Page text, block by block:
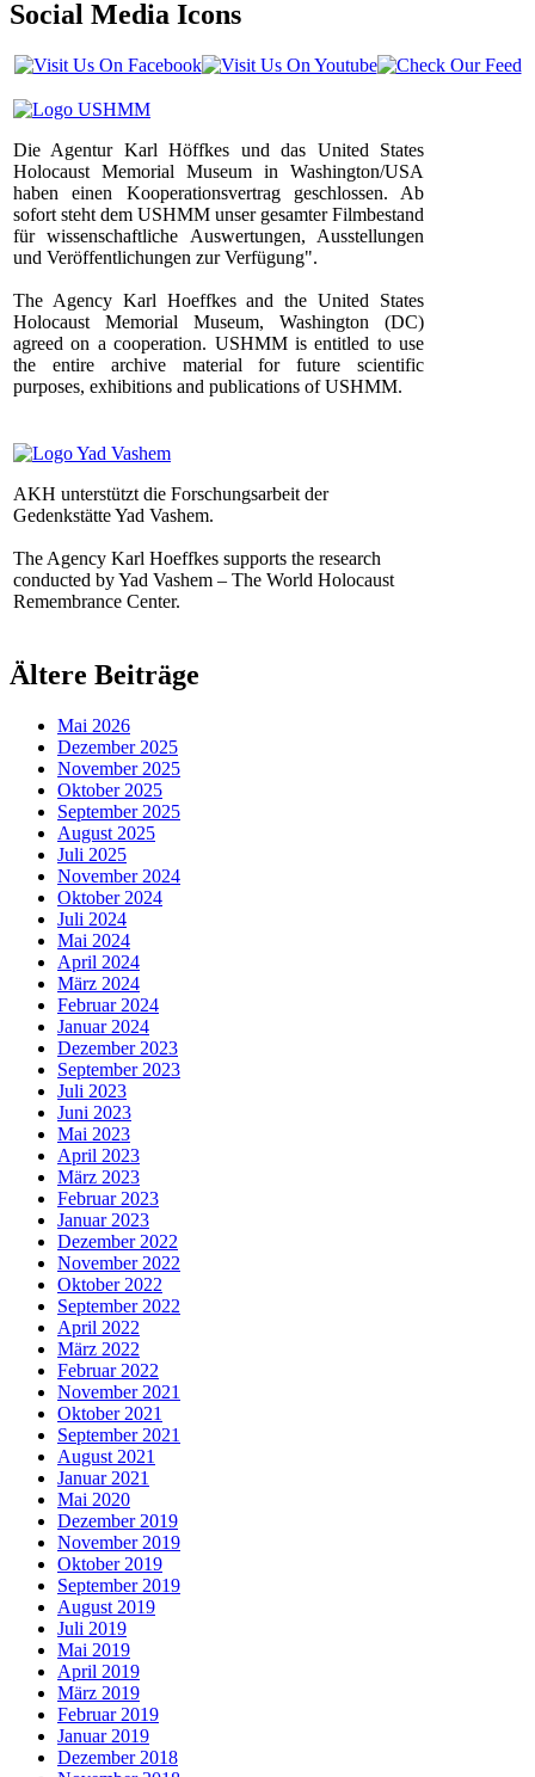
Social Media Icons
Die Agentur Karl Höffkes und das United States
Holocaust Memorial Museum in Washington/USA
haben einen Kooperationsvertrag geschlossen. Ab
sofort steht dem USHMM unser gesamter Filmbestand
für wissenschaftliche Auswertungen, Ausstellungen
und Veröffentlichungen zur Verfügung".
The Agency Karl Hoeffkes and the United States
Holocaust Memorial Museum, Washington (DC)
agreed on a cooperation. USHMM is entitled to use
the entire archive material for future scientific
purposes, exhibitions and publications of USHMM.
AKH unterstützt die Forschungsarbeit der
Gedenkstätte Yad Vashem.
The Agency Karl Hoeffkes supports the research
conducted by Yad Vashem – The World Holocaust
Remembrance Center.
Ältere Beiträge
Mai 2026
Dezember 2025
November 2025
Oktober 2025
September 2025
August 2025
Juli 2025
November 2024
Oktober 2024
Juli 2024
Mai 2024
April 2024
März 2024
Februar 2024
Januar 2024
Dezember 2023
September 2023
Juli 2023
Juni 2023
Mai 2023
April 2023
März 2023
Februar 2023
Januar 2023
Dezember 2022
November 2022
Oktober 2022
September 2022
April 2022
März 2022
Februar 2022
November 2021
Oktober 2021
September 2021
August 2021
Januar 2021
Mai 2020
Dezember 2019
November 2019
Oktober 2019
September 2019
August 2019
Juli 2019
Mai 2019
April 2019
März 2019
Februar 2019
Januar 2019
Dezember 2018